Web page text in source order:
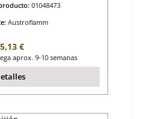
01048473
Austroflamm
normal:
€
aprox. 9-10 semanas